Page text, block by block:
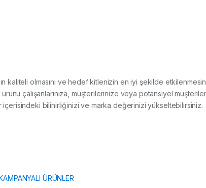
kaliteli olmasını ve hedef kitlenizin en iyi şekilde
çalışanlarınıza, müşterilerinize veya potansiyel
bilinirliğinizi ve marka değerinizi yükseltebilirsiniz.
ÜRÜNLER